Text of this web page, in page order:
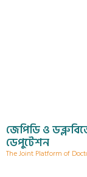
জেপিডি ও
ডেপুটেশন
The Joint Platform of